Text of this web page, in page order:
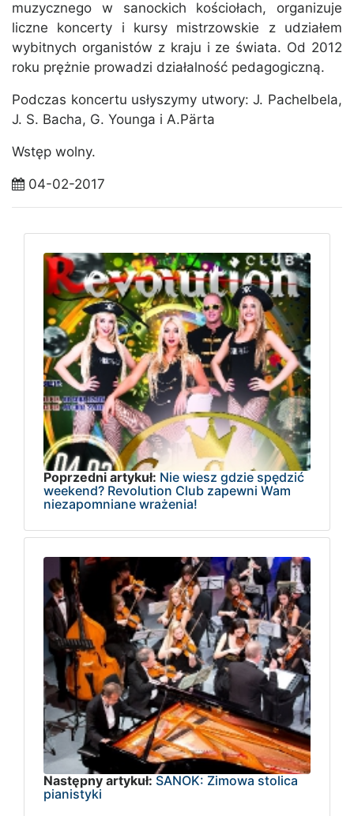
muzycznego w sanockich kościołach, organizuje
liczne koncerty i kursy mistrzowskie z udziałem
wybitnych organistów z kraju i ze świata. Od 2012
roku prężnie prowadzi działalność pedagogiczną.
Podczas koncertu usłyszymy utwory: J. Pachelbela,
J. S. Bacha, G. Younga i A.Pärta
Wstęp wolny.
04-02-2017
Poprzedni artykuł: Nie wiesz gdzie spędzić
weekend? Revolution Club zapewni Wam
niezapomniane wrażenia!
Następny artykuł: SANOK: Zimowa stolica
pianistyki